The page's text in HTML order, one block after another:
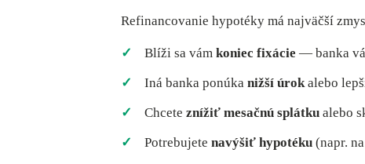
Refinancovanie hypotéky má najväčší
Blíži sa vám koniec fixácie — banka
Iná banka ponúka nižší úrokalebo
Chcete znížiť mesačnú splátku alebo
Potrebujete navýšiť hypotéku (napr.